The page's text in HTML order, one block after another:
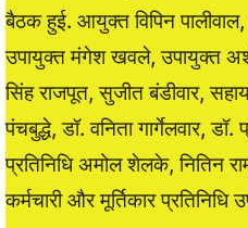
बैठक हुई. आयुक्त विपिन
उपायुक्त मंगेश खवले, उपायुक्त
सिंह राजपूत, सुजीत बंडीवार,
पंचबुद्धे, डॉ. वनिता गार्गेलवार,
प्रतिनिधि अमोल शेलके, नितिन
कर्मचारी और मूर्तिकार प्रतिनिधि